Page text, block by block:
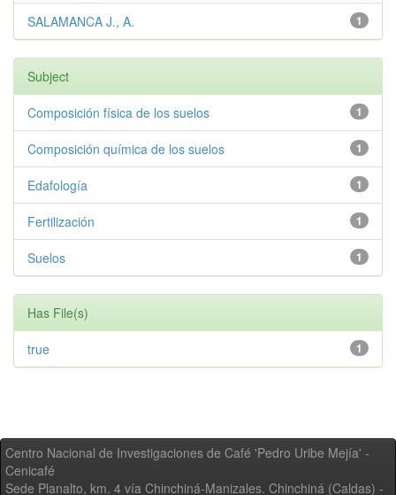
1
SALAMANCA J., A.
Subject
1
Composición física de los suelos
1
Composición química de los suelos
1
Edafología
1
Fertilización
1
Suelos
Has File(s)
1
true
Centro Nacional de Investigaciones de Café 'Pedro Uribe Mejía' -
Cenicafé
Sede Planalto, km. 4 vía Chinchiná-Manizales. Chinchiná (Caldas) -